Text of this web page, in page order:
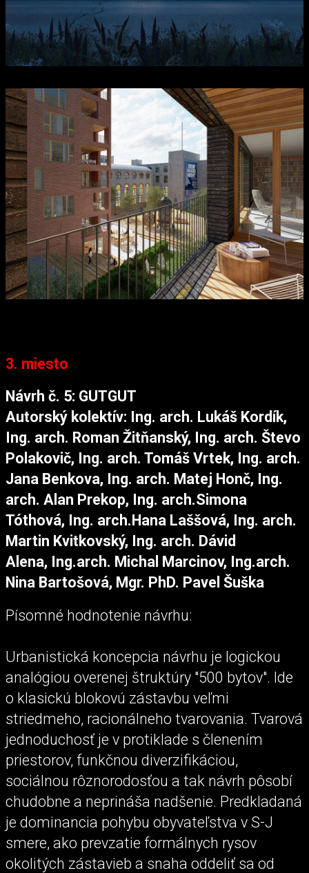
3. miesto
Návrh č. 5: GUTGUT
Autorský kolektív: Ing. arch. Lukáš Kordík,
Ing. arch. Roman Žitňanský, Ing. arch. Števo
Polakovič, Ing. arch. Tomáš Vrtek, Ing. arch.
Jana Benkova, Ing. arch. Matej Honč, Ing.
arch. Alan Prekop, Ing. arch.Simona
Tóthová, Ing. arch.Hana Laššová, Ing. arch.
Martin Kvitkovský, Ing. arch. Dávid
Alena, Ing.arch. Michal Marcinov, Ing.arch.
Nina Bartošová, Mgr. PhD. Pavel Šuška
Písomné hodnotenie návrhu:
Urbanistická koncepcia návrhu je logickou
analógiou overenej štruktúry "500 bytov". Ide
o klasickú blokovú zástavbu veľmi
striedmeho, racionálneho tvarovania. Tvarová
jednoduchosť je v protiklade s členením
priestorov, funkčnou diverzifikáciou,
sociálnou rôznorodosťou a tak návrh pôsobí
chudobne a neprináša nadšenie. Predkladaná
je dominancia pohybu obyvateľstva v S-J
smere, ako prevzatie formálnych rysov
okolitých zástavieb a snaha oddeliť sa od